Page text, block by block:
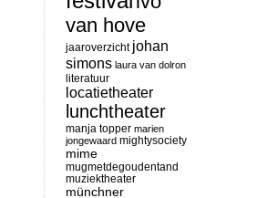
van hove
jaaroverzicht johan
simons laura van dolron
literatuur
locatietheater
lunchtheater
manja topper marien
jongewaard mightysociety
mime
mugmetdegoudentand
muziektheater
münchner